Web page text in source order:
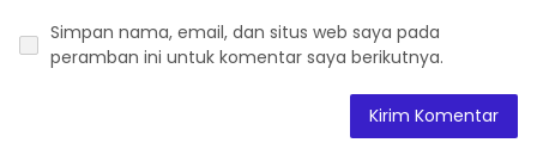
Simpan nama, email, dan situs web saya pada
peramban ini untuk komentar saya berikutnya.